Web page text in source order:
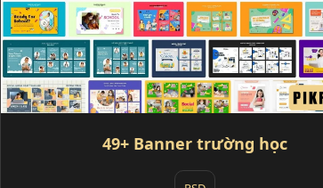
49+ Banner trường học